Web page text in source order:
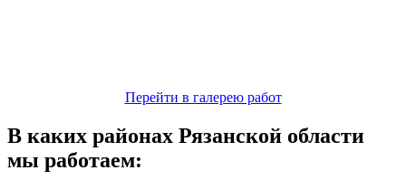
Перейти в галерею работ
В каких районах Рязанской области
мы работаем: